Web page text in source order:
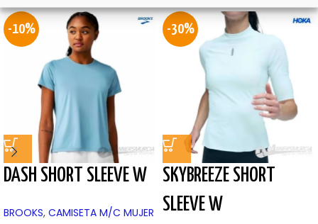
-10%
DASH SHORT SLEEVE W
BROOKS, CAMISETA M/C MUJER
-30%
SKYBREEZE SHORT
SLEEVE W